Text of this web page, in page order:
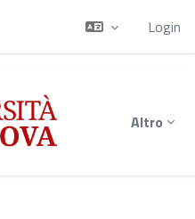
Login
Altro